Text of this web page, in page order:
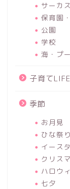
サーカ
保育園
公園
学校
海・プ
子育てLIFE
季節
お月見
ひな祭り
イース
クリス
ハロウ
七夕